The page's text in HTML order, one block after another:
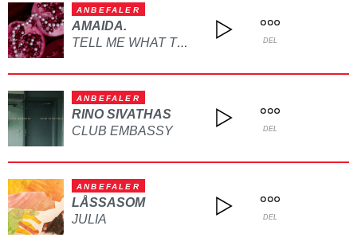
ANBEFALER
AMAIDA.
TELL ME WHAT TO DO DEL
ANBEFALER
RINO SIVATHAS
CLUB EMBASSY
DEL
ANBEFALER
LÅSSASOM
JULIA
DEL